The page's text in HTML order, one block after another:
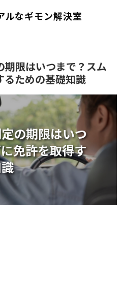
ルなギモン解決室
期限はいつまで？スム
るための基礎知識
の期限はいつ
免許を取得す